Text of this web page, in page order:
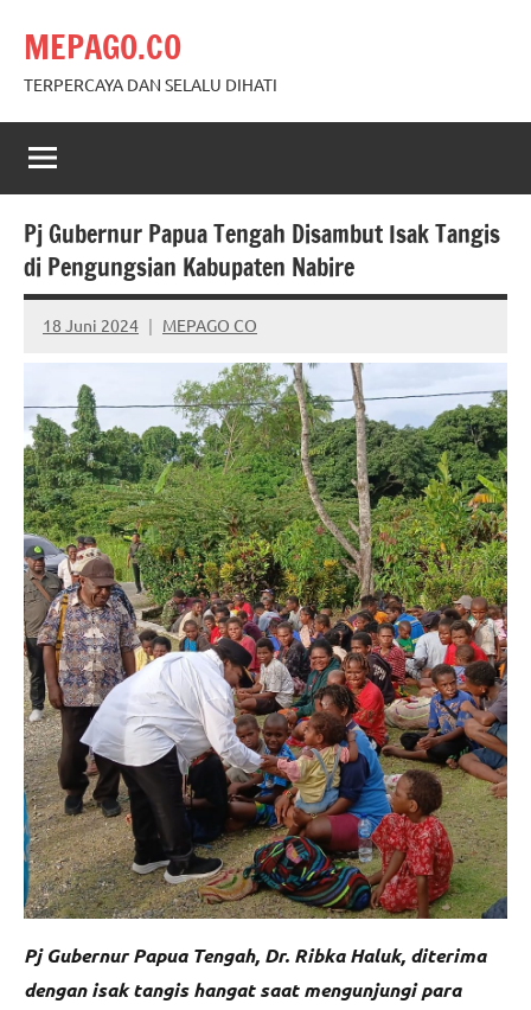
content
MEPAGO.CO
TERPERCAYA DAN SELALU DIHATI
Pj Gubernur Papua Tengah Disambut Isak Tangis
di Pengungsian Kabupaten Nabire
18 Juni 2024 MEPAGO CO
No
comments
Pj Gubernur Papua Tengah, Dr. Ribka Haluk, diterima
dengan isak tangis hangat saat mengunjungi para